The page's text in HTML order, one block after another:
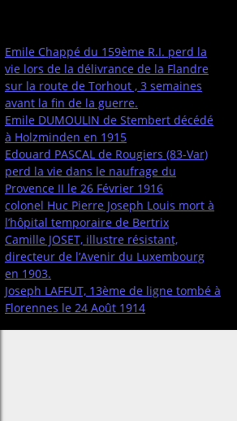
Emile Chappé du 159ème R.I. perd la
vie lors de la délivrance de la Flandre
sur la route de Torhout , 3 semaines
avant la fin de la guerre.
Emile DUMOULIN de Stembert décédé
à Holzminden en 1915
Edouard PASCAL de Rougiers (83-Var)
perd la vie dans le naufrage du
Provence II le 26 Février 1916
colonel Huc Pierre Joseph Louis mort à
l’hôpital temporaire de Bertrix
Camille JOSET, illustre résistant,
directeur de l’Avenir du Luxembourg
en 1903.
Joseph LAFFUT, 13ème de ligne tombé à
Florennes le 24 Août 1914